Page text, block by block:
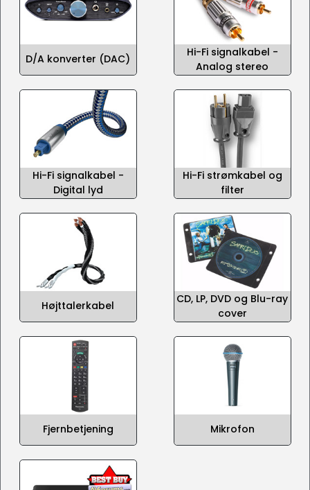
D/A konverter (DAC)
Hi-Fi signalkabel -
Analog stereo
Hi-Fi signalkabel -
Digital lyd
Hi-Fi strømkabel og
filter
Højttalerkabel
CD, LP, DVD og Blu-ray
cover
Fjernbetjening Mikrofon